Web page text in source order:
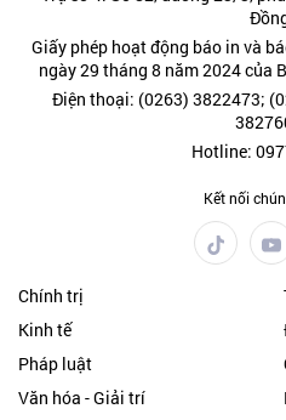
Giấy phép hoạt động báo in và
ngày 29 tháng 8 năm 2024 của
Điện thoại: (0263) 3822473;
Hotline:
Kết nối
Chính trị
Kinh tế
Pháp luật
Văn hóa - Giải trí